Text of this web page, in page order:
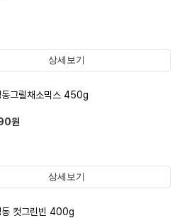
상세보기
그릴채소믹스 450g
원
상세보기
컷그린빈 400g